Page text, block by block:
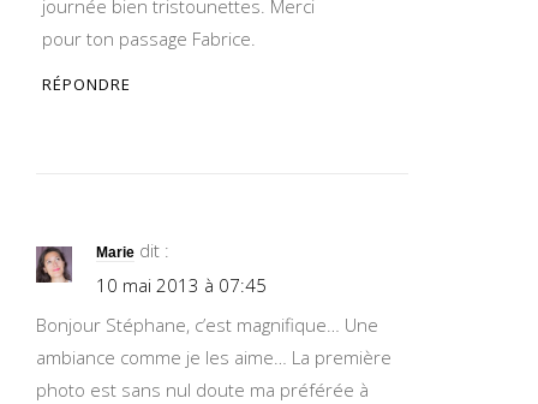
journée bien tristounettes. Merci
pour ton passage Fabrice.
RÉPONDRE
Marie dit :
10 mai 2013 à 07:45
Bonjour Stéphane, c’est magnifique… Une
ambiance comme je les aime… La première
photo est sans nul doute ma préférée à